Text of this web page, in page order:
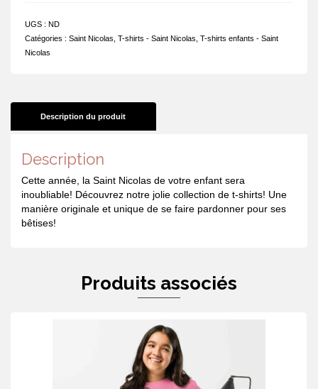
UGS : ND
Catégories : Saint Nicolas T-shirts - Saint Nicolas T-shirts enfants - Saint
Nicolas
Description du produit
Description
Cette année, la Saint Nicolas de votre enfant sera
inoubliable! Découvrez notre jolie collection de t-shirts! Une
manière originale et unique de se faire pardonner pour ses
bêtises!
Produits associés